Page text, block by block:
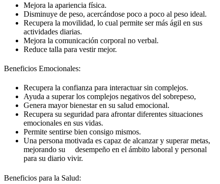
Mejora la apariencia física.
Disminuye de peso, acercándose poco a poco al peso ideal.
Recupera la movilidad, lo cual permite ser más ágil en sus
actividades diarias.
Mejora la comunicación corporal no verbal.
Reduce talla para vestir mejor.
Beneficios Emocionales:
Recupera la confianza para interactuar sin complejos.
Ayuda a superar los complejos negativos del sobrepeso,
Genera mayor bienestar en su salud emocional.
Recupera su seguridad para afrontar diferentes situaciones
emocionales en sus vidas.
Permite sentirse bien consigo mismos.
Una persona motivada es capaz de alcanzar y superar metas,
mejorando su desempeño en el ámbito laboral y personal
para su diario vivir.
Beneficios para la Salud: